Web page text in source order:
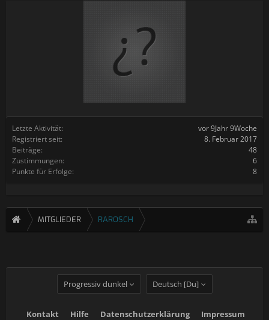
Letzte Aktivität:
vor 9Jahr 9Woche
Registriert seit:
8. Februar 2017
Beiträge:
48
Zustimmungen:
6
Punkte für Erfolge:
8
MITGLIEDER RAROSCH
Progressiv dunkel Deutsch [Du]
Kontakt Hilfe Datenschutzerklärung Impressum